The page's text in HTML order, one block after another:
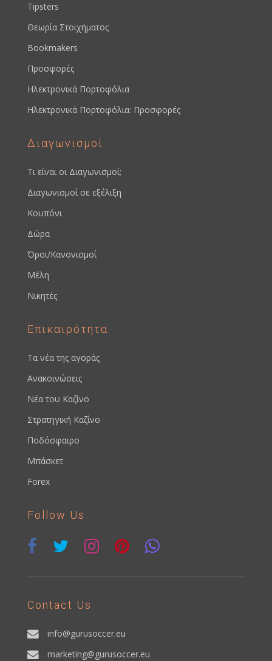
Tipsters
Θεωρία Στοιχήματος
Bookmakers
Προσφορές
Ηλεκτρονικά Πορτοφόλια
Ηλεκτρονικά Πορτοφόλια: Προσφορές
Διαγωνισμοί
Τι είναι οι Διαγωνισμοί;
Διαγωνισμοί σε εξέλιξη
Κουπόνι
Δώρα
Όροι/Κανονισμοί
Μέλη
Νικητές
Επικαιρότητα
Τα νέα της αγοράς
Ανακοινώσεις
Νέα του Καζίνο
Στρατηγική Καζίνο
Ποδόσφαιρο
Μπάσκετ
Forex
Follow Us
Contact Us
info@gurusoccer.eu
marketing@gurusoccer.eu